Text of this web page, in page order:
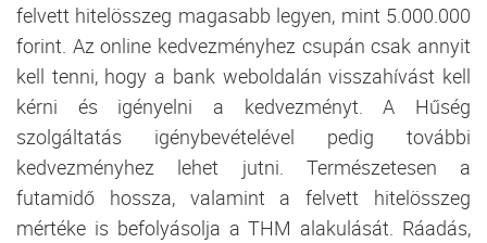
felvett hitelösszeg magasabb legyen, mint 5.000.000
forint. Az online kedvezményhez csupán csak annyit
kell tenni, hogy a bank weboldalán visszahívást kell
kérni és igényelni a kedvezményt. A Hűség
szolgáltatás igénybevételével pedig további
kedvezményhez lehet jutni. Természetesen a
futamidő hossza, valamint a felvett hitelösszeg
mértéke is befolyásolja a THM alakulását. Ráadás,